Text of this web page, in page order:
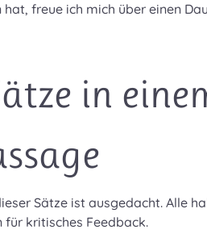
freue ich mich über einen
in
Sätze ist ausgedacht. Alle
für kritisches Feedback.